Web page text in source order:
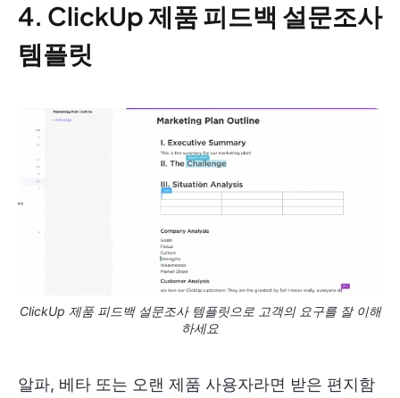
4. ClickUp 제품 피드백 설문조사
템플릿
ClickUp 제품 피드백 설문조사 템플릿으로 고객의 요구를 잘 이해
하세요
알파, 베타 또는 오랜 제품 사용자라면 받은 편지함